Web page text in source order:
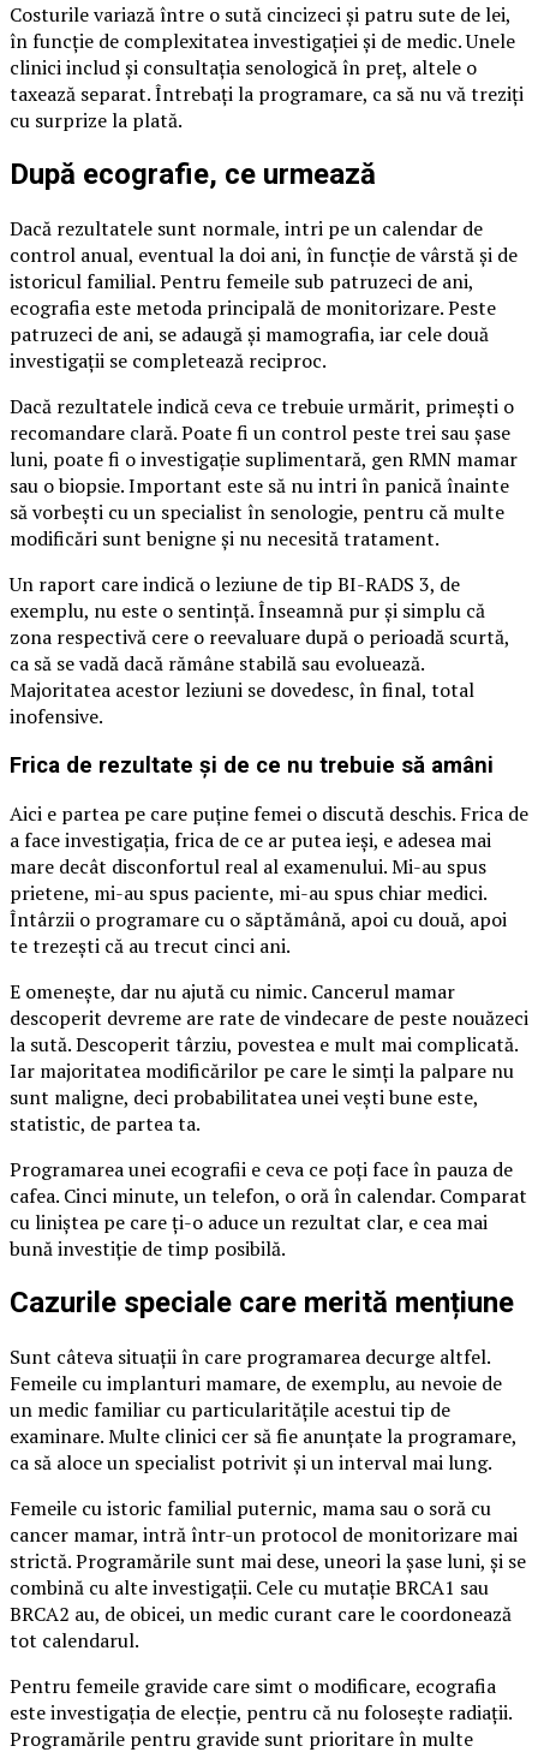
Costurile variază între o sută cincizeci și patru sute de lei,
în funcție de complexitatea investigației și de medic. Unele
clinici includ și consultația senologică în preț, altele o
taxează separat. Întrebați la programare, ca să nu vă treziți
cu surprize la plată.
După ecografie, ce urmează
Dacă rezultatele sunt normale, intri pe un calendar de
control anual, eventual la doi ani, în funcție de vârstă și de
istoricul familial. Pentru femeile sub patruzeci de ani,
ecografia este metoda principală de monitorizare. Peste
patruzeci de ani, se adaugă și mamografia, iar cele două
investigații se completează reciproc.
Dacă rezultatele indică ceva ce trebuie urmărit, primești o
recomandare clară. Poate fi un control peste trei sau șase
luni, poate fi o investigație suplimentară, gen RMN mamar
sau o biopsie. Important este să nu intri în panică înainte
să vorbești cu un specialist în senologie, pentru că multe
modificări sunt benigne și nu necesită tratament.
Un raport care indică o leziune de tip BI-RADS 3, de
exemplu, nu este o sentință. Înseamnă pur și simplu că
zona respectivă cere o reevaluare după o perioadă scurtă,
ca să se vadă dacă rămâne stabilă sau evoluează.
Majoritatea acestor leziuni se dovedesc, în final, total
inofensive.
Frica de rezultate și de ce nu trebuie să amâni
Aici e partea pe care puține femei o discută deschis. Frica de
a face investigația, frica de ce ar putea ieși, e adesea mai
mare decât disconfortul real al examenului. Mi-au spus
prietene, mi-au spus paciente, mi-au spus chiar medici.
Întârzii o programare cu o săptămână, apoi cu două, apoi
te trezești că au trecut cinci ani.
E omenește, dar nu ajută cu nimic. Cancerul mamar
descoperit devreme are rate de vindecare de peste nouăzeci
la sută. Descoperit târziu, povestea e mult mai complicată.
Iar majoritatea modificărilor pe care le simți la palpare nu
sunt maligne, deci probabilitatea unei vești bune este,
statistic, de partea ta.
Programarea unei ecografii e ceva ce poți face în pauza de
cafea. Cinci minute, un telefon, o oră în calendar. Comparat
cu liniștea pe care ți-o aduce un rezultat clar, e cea mai
bună investiție de timp posibilă.
Cazurile speciale care merită mențiune
Sunt câteva situații în care programarea decurge altfel.
Femeile cu implanturi mamare, de exemplu, au nevoie de
un medic familiar cu particularitățile acestui tip de
examinare. Multe clinici cer să fie anunțate la programare,
ca să aloce un specialist potrivit și un interval mai lung.
Femeile cu istoric familial puternic, mama sau o soră cu
cancer mamar, intră într-un protocol de monitorizare mai
strictă. Programările sunt mai dese, uneori la șase luni, și se
combină cu alte investigații. Cele cu mutație BRCA1 sau
BRCA2 au, de obicei, un medic curant care le coordonează
tot calendarul.
Pentru femeile gravide care simt o modificare, ecografia
este investigația de elecție, pentru că nu folosește radiații.
Programările pentru gravide sunt prioritare în multe